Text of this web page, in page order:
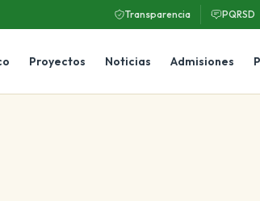
Transparencia PQRSD
Proyectos Noticias Admisiones